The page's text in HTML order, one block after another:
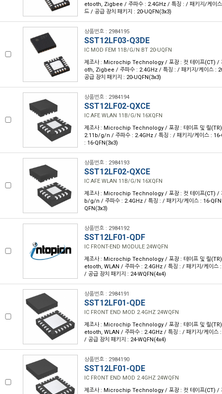
etooth, Zigbee / 주파수 : 2.4GHz / 특징 : / 패키지/케이스
드 / 공급 장치 패키지 : 20-UQFN(3x3)
상품번호 : 2984195
SST12LF03-Q3DE
IC MOD FEM 11B/G/N BT 20-UQFN
제조사 : Microchip Technology / 포장 : 컷 테이프(CT) /
oth, Zigbee / 주파수 : 2.4GHz / 특징 : / 패키지/케이스 :
공급 장치 패키지 : 20-UQFN(3x3)
상품번호 : 2984194
SST12LF02-QXCE
IC AFE WLAN 11B/G/N 16XQFN
제조사 : Microchip Technology / 포장 : 테이프 및 릴
2.11b/g/n / 주파수 : 2.4GHz / 특징 : / 패키지/케이스 : 16-
: 16-QFN(3x3)
상품번호 : 2984193
SST12LF02-QXCE
IC AFE WLAN 11B/G/N 16XQFN
제조사 : Microchip Technology / 포장 : 컷 테이프(CT) /
b/g/n / 주파수 : 2.4GHz / 특징 : / 패키지/케이스 : 16-QFN
QFN(3x3)
상품번호 : 2984192
SST12LF01-QDF
IC FRONT-END MODULE 24WQFN
제조사 : Microchip Technology / 포장 : 테이프 및 릴
etooth, WLAN / 주파수 : 2.4GHz / 특징 : / 패키지/케이스 :
/ 공급 장치 패키지 : 24-WQFN(4x4)
상품번호 : 2984191
SST12LF01-QDE
IC FRONT END MOD 2.4GHZ 24WQFN
제조사 : Microchip Technology / 포장 : 테이프 및 릴
etooth, WLAN / 주파수 : 2.4GHz / 특징 : / 패키지/케이스 :
/ 공급 장치 패키지 : 24-WQFN(4x4)
상품번호 : 2984190
SST12LF01-QDE
IC FRONT END MOD 2.4GHZ 24WQFN
제조사 : Microchip Technology / 포장 : 컷 테이프(CT) /